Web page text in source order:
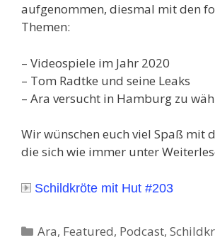
aufgenommen, diesmal mit den
Themen:
– Videospiele im Jahr 2020
– Tom Radtke und seine Leaks
– Ara versucht in Hamburg zu
Wir wünschen euch viel Spaß mit
die sich wie immer unter
Schildkröte mit Hut #203
Kategorien
Ara, Featured, Podcast,